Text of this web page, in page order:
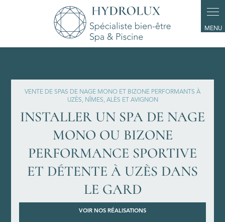
VENTE DE SPAS DE NAGE MONO ET BIZONE PERFORMANTS À
UZÈS, NÎMES, ALÈS ET AVIGNON
INSTALLER UN SPA DE NAGE
MONO OU BIZONE
PERFORMANCE SPORTIVE
ET DÉTENTE À UZÈS DANS
LE GARD
Panneau de gestion des cookies